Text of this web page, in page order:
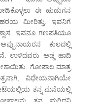
ಈ ಹುಡುಗನ
ಮೀರಿತ್ತು. ಇವನಿಗೆ
ಇವನೂ ಗಣಪತಿಯೂ
ಕುಲದಲ್ಲಿ
ಉಳಿದವರು ಅಡ್ಡ ಹಾದಿ
ಗೋಪಾಲ ಮಾತ್ರ
ವಿಧೇಯನಾಗಿಯೇ
ತನ್ನ ಮನೆಯಲ್ಲಿ